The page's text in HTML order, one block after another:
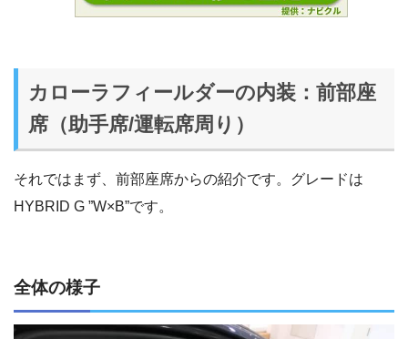
カローラフィールダーの内装：前部座
席（助手席/運転席周り）
それではまず、前部座席からの紹介です。グレードは
HYBRID G ”W×B”です。
全体の様子